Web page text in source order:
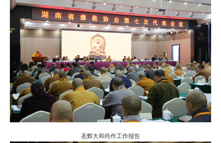
圣辉大和尚作工作报告